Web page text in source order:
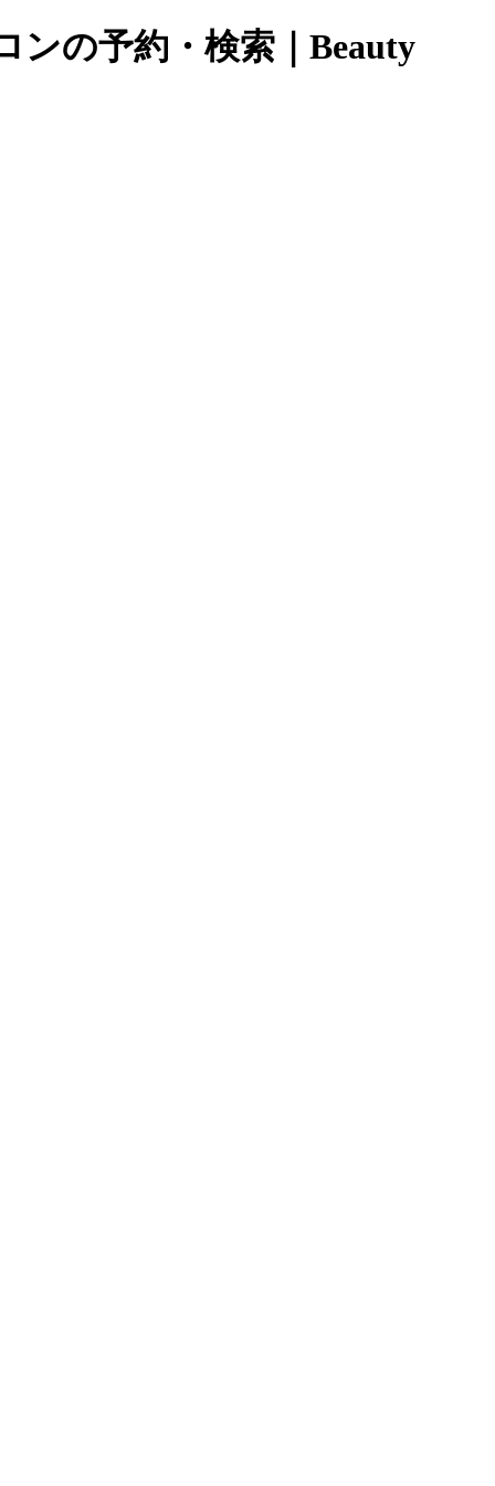
ンの予約・検索｜Beauty